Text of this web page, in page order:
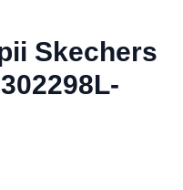
Skechers